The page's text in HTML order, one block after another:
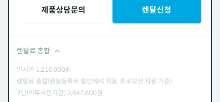
제품상담문의 렌탈신청
렌탈료 총합
일시불 1,210,000원
렌탈료 총합(렌탈등록비 할인혜택 적용, 프로모션 적용 기준)
7년(의무사용기간) 2,847,600원